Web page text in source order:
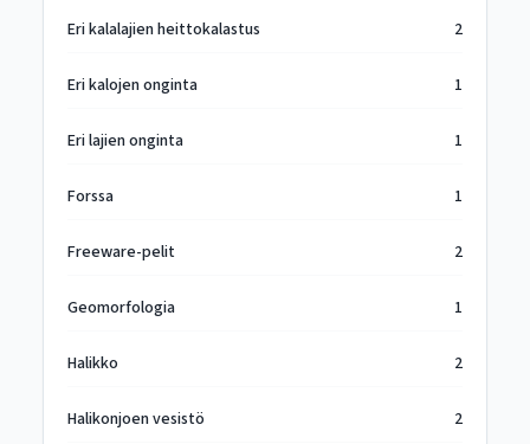
Eri kalalajien heittokalastus 2
Eri kalojen onginta 1
Eri lajien onginta 1
Forssa 1
Freeware-pelit 2
Geomorfologia 1
Halikko 2
Halikonjoen vesistö 2